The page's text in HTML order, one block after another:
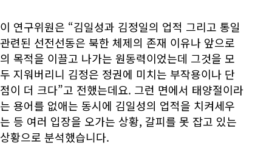
이 연구위원은 “김일성과 김정일의 업적 그리고 통일
관련된 선전선동은 북한 체제의 존재 이유나 앞으로
의 목적을 이끌고 나가는 원동력이었는데 그것을 모
두 지워버리니 김정은 정권에 미치는 부작용이나 단
점이 더 크다”고 전했는데요. 그런 면에서 태양절이라
는 용어를 없애는 동시에 김일성의 업적을 치켜세우
는 등 여러 입장을 오가는 상황, 갈피를 못 잡고 있는
상황으로 분석했습니다.